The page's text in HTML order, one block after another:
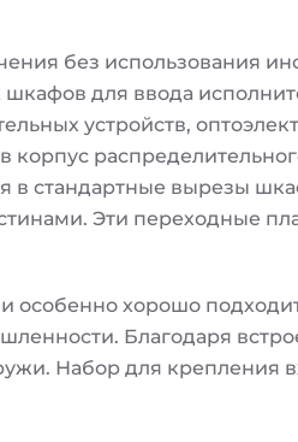
без использования
для ввода
устройств,
корпус
в стандартные вырезы
Эти переходные
особенно хорошо
Благодаря
Набор для крепления